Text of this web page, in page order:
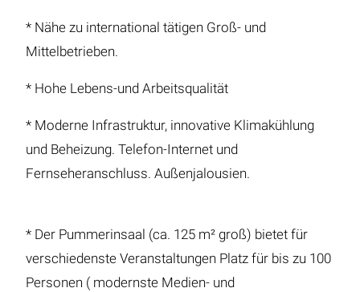
* Nähe zu international tätigen Groß- und
Mittelbetrieben.
* Hohe Lebens-und Arbeitsqualität
* Moderne Infrastruktur, innovative Klimakühlung
und Beheizung. Telefon-Internet und
Fernseheranschluss. Außenjalousien.
* Der Pummerinsaal (ca. 125 m² groß) bietet für
verschiedenste Veranstaltungen Platz für bis zu 100
Personen ( modernste Medien- und